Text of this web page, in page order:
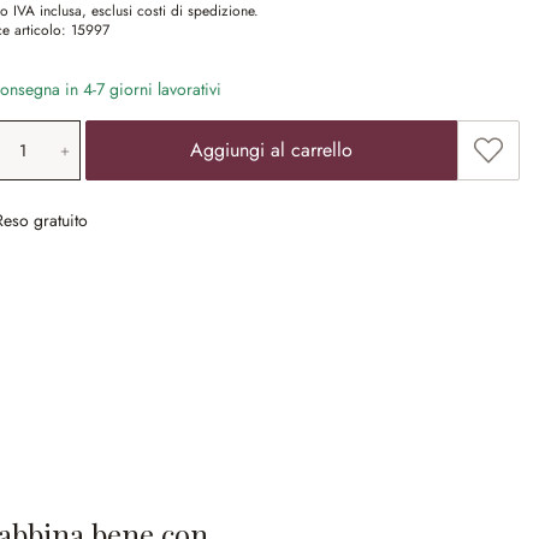
IVA inclusa, esclusi costi di spedizione.
articolo: 15997
in 4-7 giorni lavorativi
prodotto: inserisci il valore
Aggiungi al carrello
gratuito